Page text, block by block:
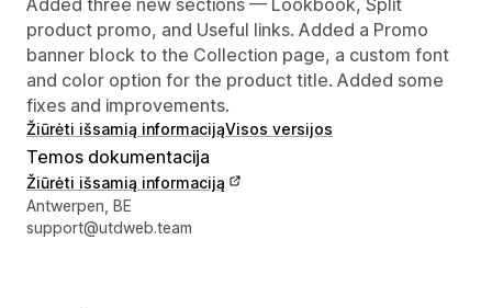
product promo, and Useful links. Added a Promo
banner block to the Collection page, a custom font
and color option for the product title. Added some
fixes and improvements.
Žiūrėti išsamią informacijąVisos versijos
Temos dokumentacija
Žiūrėti išsamią informaciją
Kūrėjo kontaktiniai duomenys
Antwerpen, BE
support@utdweb.team